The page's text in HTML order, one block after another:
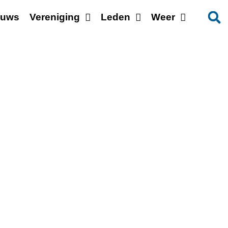
Vereniging Leden Weer